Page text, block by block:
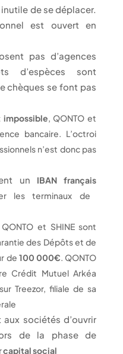
de se déplacer.
est ouvert en
pas d’agences
d’espèces sont
chèques se font pas
, QONTO et
bancaire. L’octroi
n’est donc pas
un IBAN français
les terminaux de
et SHINE sont
des Dépôts et de
de 100 000€. QONTO
Crédit Mutuel Arkéa
Treezor, filiale de sa
sociétés d’ouvrir
de la phase de
capital social